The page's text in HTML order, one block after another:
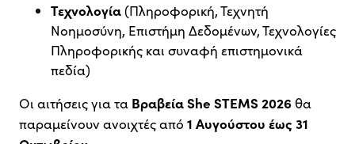
Τεχνολογία(Πληροφορική, Τεχνητή
Νοημοσύνη, Επιστήμη Δεδομένων, Τεχνολογίες
Πληροφορικής και συναφή επιστημονικά
πεδία)
Οι αιτήσεις για τα Βραβεία She STEMS 2026 θα
παραμείνουν ανοιχτές από 1 Αυγούστου έως 31